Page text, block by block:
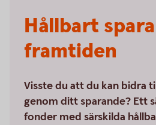
Hållbart
framtiden
Visste du att du kan bidra
genom ditt sparande? Ett
fonder med särskilda